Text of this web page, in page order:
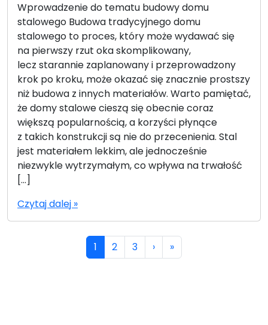
Wprowadzenie do tematu budowy domu
stalowego Budowa tradycyjnego domu
stalowego to proces, który może wydawać się
na pierwszy rzut oka skomplikowany,
lecz starannie zaplanowany i przeprowadzony
krok po kroku, może okazać się znacznie prostszy
niż budowa z innych materiałów. Warto pamiętać,
że domy stalowe cieszą się obecnie coraz
większą popularnością, a korzyści płynące
z takich konstrukcji są nie do przecenienia. Stal
jest materiałem lekkim, ale jednocześnie
niezwykle wytrzymałym, co wpływa na trwałość
[…]
Czytaj dalej »
Nawigacja po stronieBieżąca strona
1 Strona
2 Strona
3 › »